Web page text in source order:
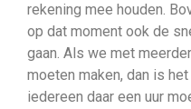
rekening mee houden.
op dat moment ook de
gaan. Als we met
moeten maken, dan is
iedereen daar een uur